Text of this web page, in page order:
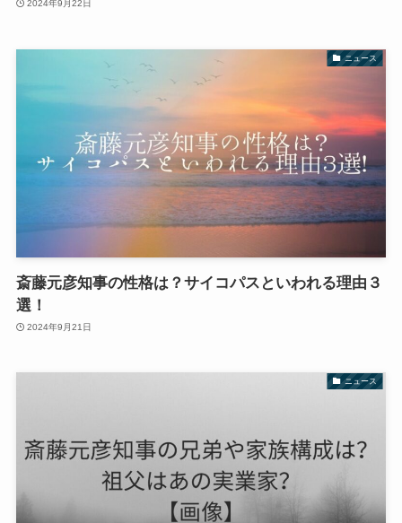
2024年9月22日
ニュース
斎藤元彦知事の性格は？サイコパスといわれる理由３
選！
2024年9月21日
ニュース